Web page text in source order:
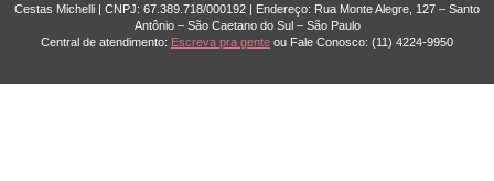
Chocolates
Cestas Michelli | CNPJ: 67.389.718/0001­92 | Endereço: Rua Monte Alegre, 127 – Santo
Antônio – São Caetano do Sul – São Paulo
Central de atendimento: Escreva pra gente ou Fale Conosco: (11) 4224-9950